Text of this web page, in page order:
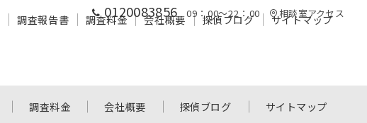
0120083856 09：00～22：00 相談室アクセス
調査料金 会社概要 探偵ブログ サイトマップ
調査報告書 調査料金 会社概要 探偵ブログ サイトマップ